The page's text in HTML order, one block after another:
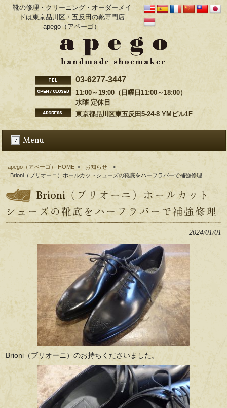
靴の修理・クリーニング・オーダーメイ
ドは東京品川区・五反田の靴専門店
apego（アペーゴ）
03-6277-3447
11:00～19:00（日曜日11:00～18:00）
水曜 定休日
東京都品川区東五反田5-24-8 YMビル1F
Menu
apego（アペーゴ） HOME > お知らせ
>
Brioni（ブリオーニ）ホールカットシューズの靴底をハーフラバーで補強修理
Brioni（ブリオーニ）ホールカット
シューズの靴底をハーフラバーで補強修理
2024/01/01
Brioni（ブリオーニ）のお持ちくださいました。